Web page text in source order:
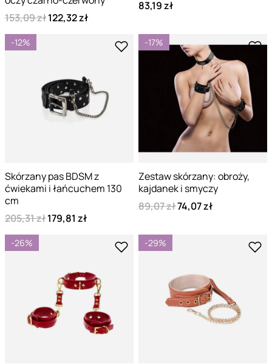
153,09 zł122,32 zł
83,19 zł
-12%
Skórzany pas BDSM z
ćwiekami i łańcuchem 130
cm
205,31 zł179,81 zł
-17%
Zestaw skórzany: obroży,
kajdanek i smyczy
89,07 zł74,07 zł
-26% -29%